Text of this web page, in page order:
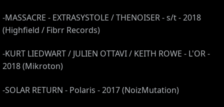
-MASSACRE - EXTRASYSTOLE / THENOISER - s/t - 2018
(Highfield / Fibrr Records)
-KURT LIEDWART / JULIEN OTTAVI / KEITH ROWE - L'OR -
2018 (Mikroton)
-SOLAR RETURN - Polaris - 2017 (NoizMutation)